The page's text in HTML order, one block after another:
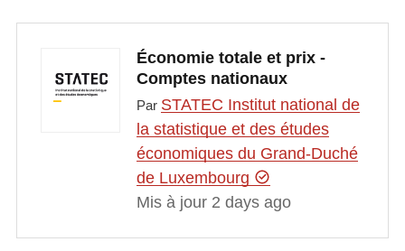
Économie totale et prix -
Comptes nationaux
Par STATEC Institut national de
la statistique et des études
économiques du Grand-Duché
de Luxembourg
Mis à jour 2 days ago